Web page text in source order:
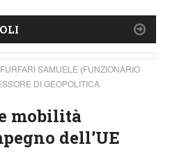
FURFARI SAMUELE (FUNZIONARIO
DI GEOPOLITICA
mobilità
dell’UE